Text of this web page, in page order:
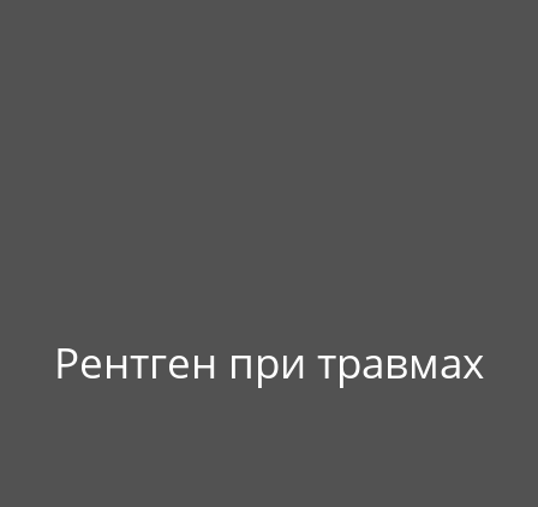
Рентген при травмах